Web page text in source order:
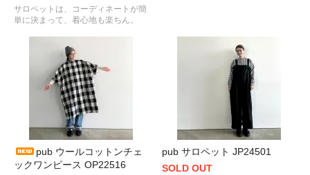
サロペットは、コーディネートが簡
単に決まって、着心地も楽ちん。
pub ウールコットンチェ
ックワンピース OP22516
pub サロペット JP24501
SOLD OUT